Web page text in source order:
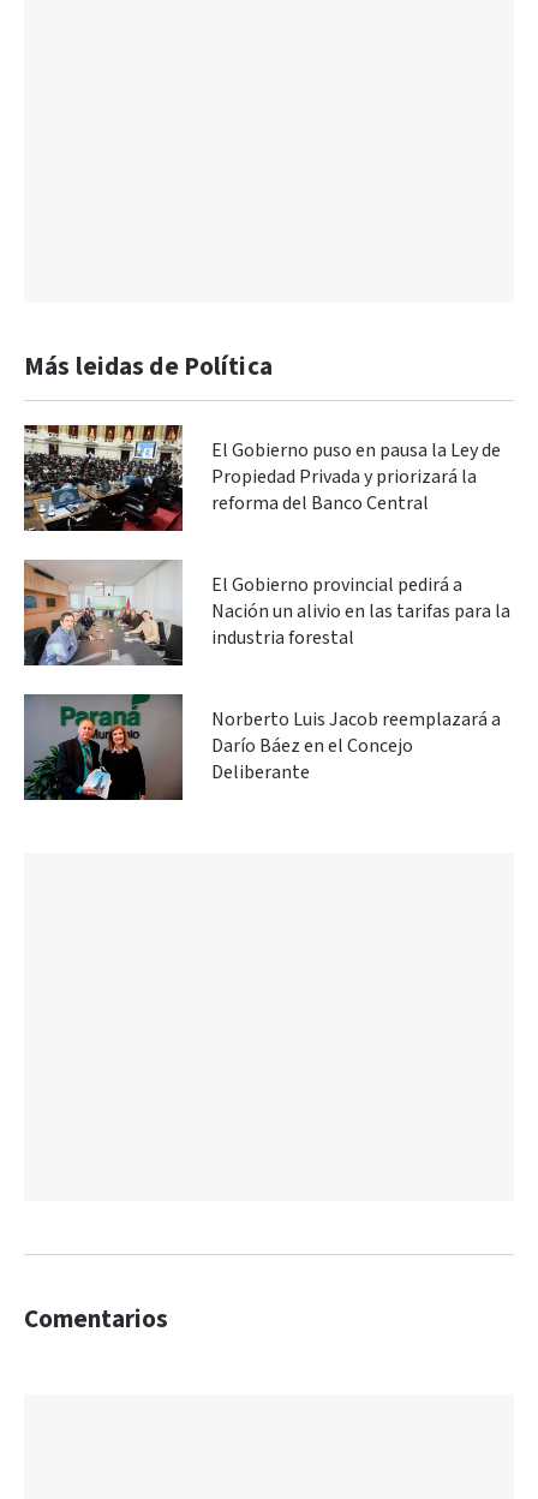
Más leidas de Política
El Gobierno puso en pausa la Ley de
Propiedad Privada y priorizará la
reforma del Banco Central
El Gobierno provincial pedirá a
Nación un alivio en las tarifas para la
industria forestal
Norberto Luis Jacob reemplazará a
Darío Báez en el Concejo
Deliberante
Comentarios